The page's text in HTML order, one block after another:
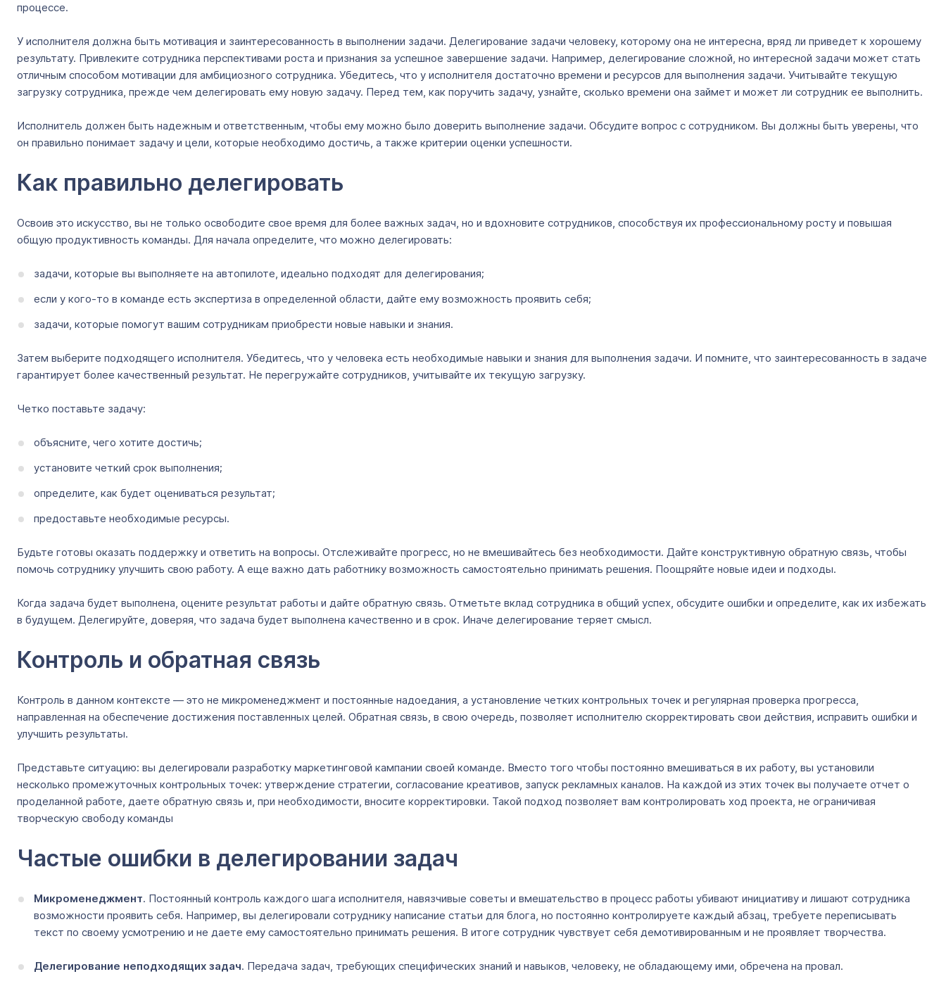
процессе.
У исполнителя должна быть мотивация и заинтересованность в выполнении задачи. Делегирование задачи человеку, которому она не интересна, вряд ли приведет к хорошему
результату. Привлеките сотрудника перспективами роста и признания за успешное завершение задачи. Например, делегирование сложной, но интересной задачи может стать
отличным способом мотивации для амбициозного сотрудника. Убедитесь, что у исполнителя достаточно времени и ресурсов для выполнения задачи. Учитывайте текущую
загрузку сотрудника, прежде чем делегировать ему новую задачу. Перед тем, как поручить задачу, узнайте, сколько времени она займет и может ли сотрудник ее выполнить.
Исполнитель должен быть надежным и ответственным, чтобы ему можно было доверить выполнение задачи. Обсудите вопрос с сотрудником. Вы должны быть уверены, что
он правильно понимает задачу и цели, которые необходимо достичь, а также критерии оценки успешности.
Как правильно делегировать
Освоив это искусство, вы не только освободите свое время для более важных задач, но и вдохновите сотрудников, способствуя их профессиональному росту и повышая
общую продуктивность команды. Для начала определите, что можно делегировать:
задачи, которые вы выполняете на автопилоте, идеально подходят для делегирования;
если у кого-то в команде есть экспертиза в определенной области, дайте ему возможность проявить себя;
задачи, которые помогут вашим сотрудникам приобрести новые навыки и знания.
Затем выберите подходящего исполнителя. Убедитесь, что у человека есть необходимые навыки и знания для выполнения задачи. И помните, что заинтересованность в задаче
гарантирует более качественный результат. Не перегружайте сотрудников, учитывайте их текущую загрузку.
Четко поставьте задачу:
объясните, чего хотите достичь;
установите четкий срок выполнения;
определите, как будет оцениваться результат;
предоставьте необходимые ресурсы.
Будьте готовы оказать поддержку и ответить на вопросы. Отслеживайте прогресс, но не вмешивайтесь без необходимости. Дайте конструктивную обратную связь, чтобы
помочь сотруднику улучшить свою работу. А еще важно дать работнику возможность самостоятельно принимать решения. Поощряйте новые идеи и подходы.
Когда задача будет выполнена, оцените результат работы и дайте обратную связь. Отметьте вклад сотрудника в общий успех, обсудите ошибки и определите, как их избежать
в будущем. Делегируйте, доверяя, что задача будет выполнена качественно и в срок. Иначе делегирование теряет смысл.
Контроль и обратная связь
Контроль в данном контексте — это не микроменеджмент и постоянные надоедания, а установление четких контрольных точек и регулярная проверка прогресса,
направленная на обеспечение достижения поставленных целей. Обратная связь, в свою очередь, позволяет исполнителю скорректировать свои действия, исправить ошибки и
улучшить результаты.
Представьте ситуацию: вы делегировали разработку маркетинговой кампании своей команде. Вместо того чтобы постоянно вмешиваться в их работу, вы установили
несколько промежуточных контрольных точек: утверждение стратегии, согласование креативов, запуск рекламных каналов. На каждой из этих точек вы получаете отчет о
проделанной работе, даете обратную связь и, при необходимости, вносите корректировки. Такой подход позволяет вам контролировать ход проекта, не ограничивая
творческую свободу команды
Частые ошибки в делегировании задач
Микроменеджмент. Постоянный контроль каждого шага исполнителя, навязчивые советы и вмешательство в процесс работы убивают инициативу и лишают сотрудника
возможности проявить себя. Например, вы делегировали сотруднику написание статьи для блога, но постоянно контролируете каждый абзац, требуете переписывать
текст по своему усмотрению и не даете ему самостоятельно принимать решения. В итоге сотрудник чувствует себя демотивированным и не проявляет творчества.
Делегирование неподходящих задач. Передача задач, требующих специфических знаний и навыков, человеку, не обладающему ими, обречена на провал.